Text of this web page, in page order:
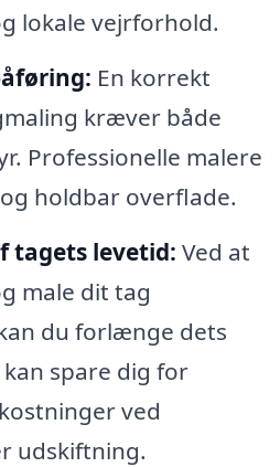
lokale vejrforhold.
En korrekt
kræver både
Professionelle malere
holdbar overflade.
tagets levetid: Ved at
male dit tag
du forlænge dets
spare dig for
ved
udskiftning.